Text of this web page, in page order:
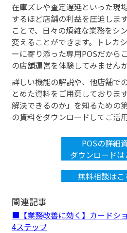
在庫ズレや査定遅延といった現
するほど店舗の利益を圧迫しま
ことで、日々の煩雑な業務をシ
変えることができます。トレカ
ーに寄り添った専用POSだから
の店舗運営を体験してみません
詳しい機能の解説や、他店舗で
とめた資料をご用意しておりま
解決できるのか」を知るための
の資料をダウンロードしてご活
POSの詳細
ダウンロードは
無料相談はこ
関連記事
■【業務改善に効く】カードシ
4ステップ